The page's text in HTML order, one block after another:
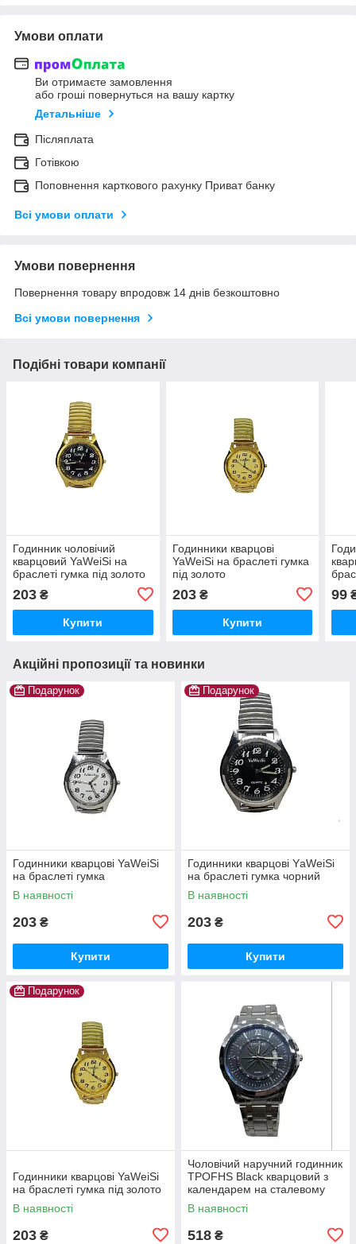
Умови оплати
Ви отримаєте замовлення
або гроші повернуться на вашу картку
Детальніше
Післяплата
Готівкою
Поповнення карткового рахунку Приват банку
Всі умови оплати
Умови повернення
Повернення товару впродовж 14 днів безкоштовно
Всі умови повернення
Подібні товари компанії
Годинник чоловічий
кварцовий YaWeiSi на
браслеті гумка під золото
203 ₴
Купити
Годинники кварцові
YaWeiSi на браслеті гумка
під золото
203₴
Купити
99
Акційні пропозиції та новинки
Подарунок
Годинники кварцові YaWeiSi
на браслеті гумка
В наявності
203 ₴
Купити
Подарунок
Годинники кварцові YаWeiSi
на браслеті гумка чорний
В наявності
203 ₴
Купити
Подарунок
Годинники кварцові YaWeiSi
на браслеті гумка під золото
В наявності
203 ₴
Чоловічий наручний годинник
TPOFHS Black кварцовий з
календарем на сталевому
браслеті
В наявності
518 ₴